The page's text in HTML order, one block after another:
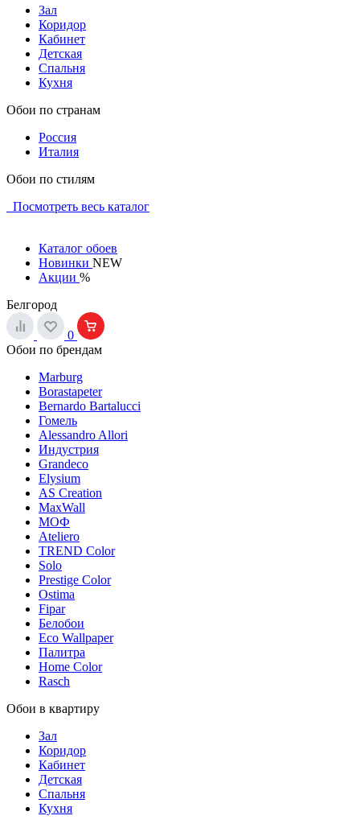
Зал
Коридор
Кабинет
Детская
Спальня
Кухня
Обои по странам
Россия
Италия
Обои по стилям
Посмотреть весь каталог
Каталог обоев
Новинки NEW
Акции %
Белгород
0
Обои по брендам
Marburg
Borastapeter
Bernardo Bartalucci
Гомель
Alessandro Allori
Индустрия
Grandeco
Elysium
AS Creation
MaxWall
МОФ
Ateliero
TREND Color
Solo
Prestige Color
Ostima
Fipar
Белобои
Eco Wallpaper
Палитра
Home Color
Rasch
Обои в квартиру
Зал
Коридор
Кабинет
Детская
Спальня
Кухня